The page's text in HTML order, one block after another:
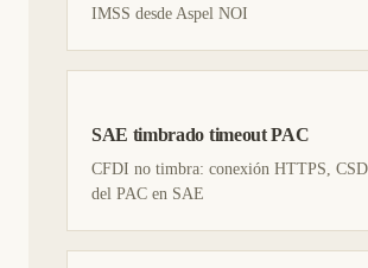
IMSS desde Aspel NOI
SAE timbrado timeout PAC
CFDI no timbra: conexión HTTPS,
del PAC en SAE